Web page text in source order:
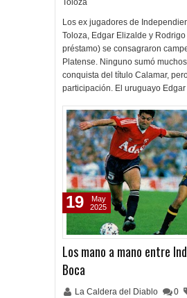
Toloza
Los ex jugadores de
Toloza, Edgar Elizalde y
préstamo) se consagraron
Platense. Ninguno sumó
conquista del título Calamar,
participación. El uruguayo
Los mano a mano entre
Boca
La Caldera del Diablo 0
19
May
2025